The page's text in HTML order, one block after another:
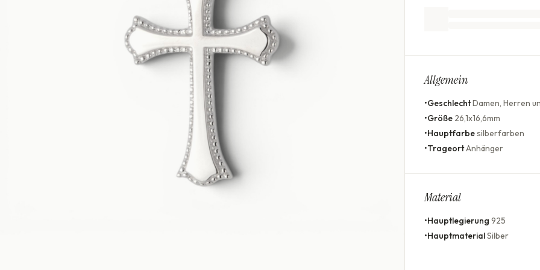
Allgemein
•GeschlechtDamen, Herren
•Größe 26,1x16,6mm
•Hauptfarbesilberfarben
•TrageortAnhänger
Material
•Hauptlegierung 925
•HauptmaterialSilber